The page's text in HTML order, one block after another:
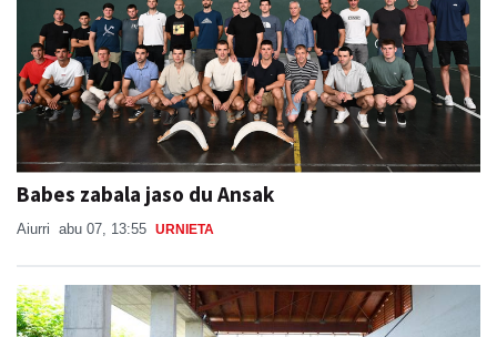
Babes zabala jaso du Ansak
Aiurri abu 07, 13:55 URNIETA